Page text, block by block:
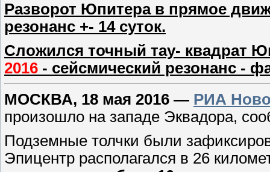
Разворот Юпитера в прямое
резонанс +- 14 суток.
Сложился точный тау- квадрат
2016 - сейсмический резонанс -
МОСКВА, 18 мая 2016 — РИА
произошло на западе Эквадора,
Подземные толчки были
Эпицентр располагался в 26